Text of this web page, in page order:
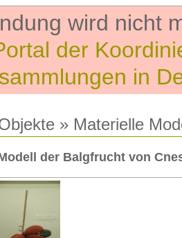
wird nicht
der
in
» Materielle
der Balgfrucht von